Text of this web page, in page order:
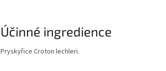
Účinné ingredience
Pryskyřice Croton lechleri.